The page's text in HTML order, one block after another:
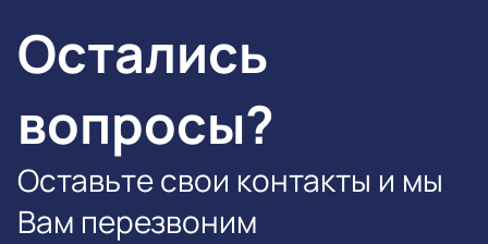
Остались
вопросы?
Оставьте свои контакты и мы
Вам перезвоним